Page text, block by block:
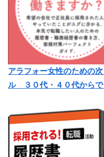
アラフォー女性のための
ル ３０代・４０代からで